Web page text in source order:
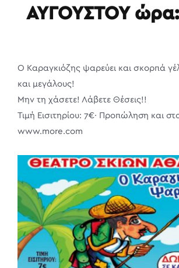
ΑΥΓΟΥΣΤΟΥ
O Καραγκιόζης ψαρεύει και σκορπά
και μεγάλους!
Μην τη χάσετε! Λάβετε Θέσεις!!
Τιμή Εισιτηρίου: 7€· Προπώληση και
www.more.com